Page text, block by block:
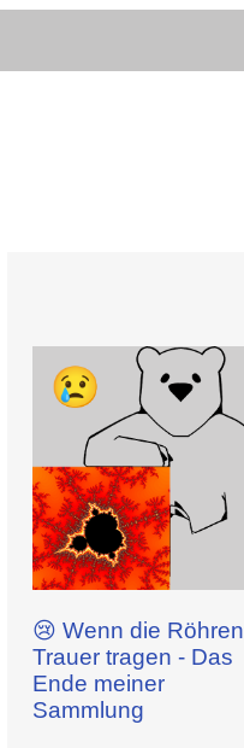
😢 Wenn die Röhren
Trauer tragen - Das
Ende meiner
Sammlung